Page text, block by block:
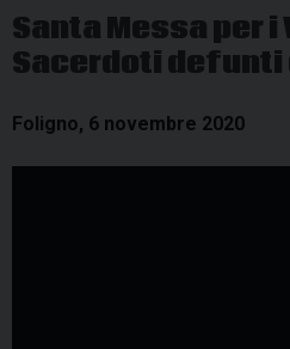
Santa Messa per i
Sacerdoti defunti
Foligno, 6 novembre 2020